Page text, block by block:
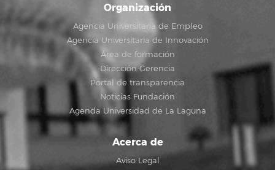
Organización
Agencia Universitaria de Empleo
Agencia Universitaria de Innovación
Área de formación
Dirección Gerencia
Portal de transparencia
Noticias Fundación
Agenda Universidad de La Laguna
Acerca de
Aviso Legal